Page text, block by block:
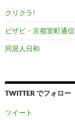
クリクラ!
ビザビ・京都室町通信
同居人日和
TWITTER でフォロー
ツイート